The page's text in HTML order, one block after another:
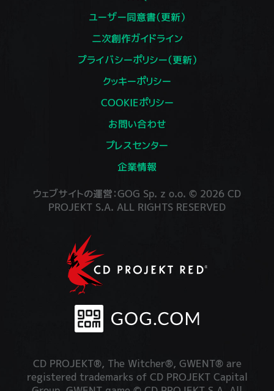
ユーザー同意書（更新）
二次創作ガイドライン
プライバシーポリシー（更新）
クッキーポリシー
COOKIEポリシー
お問い合わせ
プレスセンター
企業情報
ウェブサイトの運営：GOG Sp. z o.o. © 2026 CD
PROJEKT S.A. ALL RIGHTS RESERVED
CD PROJEKT®, The Witcher®, GWENT® are
registered trademarks of CD PROJEKT Capital